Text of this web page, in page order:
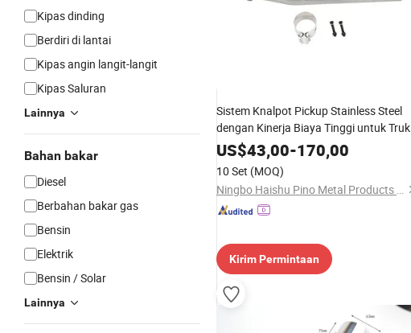
Kipas dinding
Berdiri di lantai
Kipas angin langit-langit
Kipas Saluran
Lainnya
Bahan bakar
Diesel
Berbahan bakar gas
Bensin
Elektrik
Bensin / Solar
Lainnya
Sistem Knalpot Pickup Stainless Steel
dengan Kinerja Biaya Tinggi untuk Truk
Diesel
US$43,00-170,00
10 Set (MOQ)
Ningbo Haishu Pino Metal Products Co., Ltd
Kirim Permintaan